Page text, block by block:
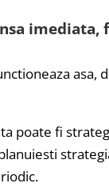
asa,
poate fi